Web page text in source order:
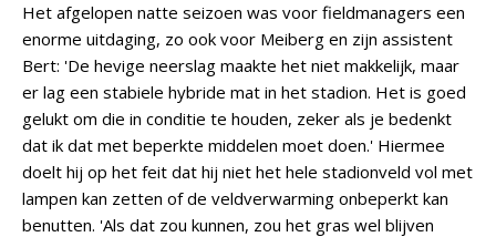
Het afgelopen natte seizoen was voor fieldmanagers een
enorme uitdaging, zo ook voor Meiberg en zijn assistent
Bert: 'De hevige neerslag maakte het niet makkelijk, maar
er lag een stabiele hybride mat in het stadion. Het is goed
gelukt om die in conditie te houden, zeker als je bedenkt
dat ik dat met beperkte middelen moet doen.' Hiermee
doelt hij op het feit dat hij niet het hele stadionveld vol met
lampen kan zetten of de veldverwarming onbeperkt kan
benutten. 'Als dat zou kunnen, zou het gras wel blijven